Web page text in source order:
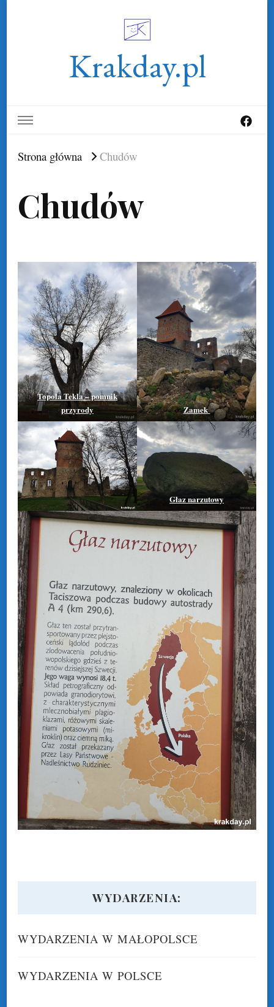
Krakday.pl
Strona główna Chudów
Chudów
Topola Tekla – pomnik
przyrody
Zamek
Głaz narzutowy
WYDARZENIA:
WYDARZENIA W MAŁOPOLSCE
WYDARZENIA W POLSCE